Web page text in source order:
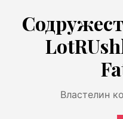
содержимому
Властелин